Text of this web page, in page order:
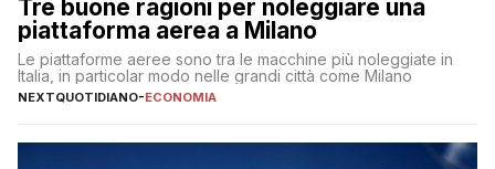
Tre buone ragioni per noleggiare una
piattaforma aerea a Milano
Le piattaforme aeree sono tra le macchine più noleggiate in
Italia, in particolar modo nelle grandi città come Milano
NEXTQUOTIDIANO-ECONOMIA